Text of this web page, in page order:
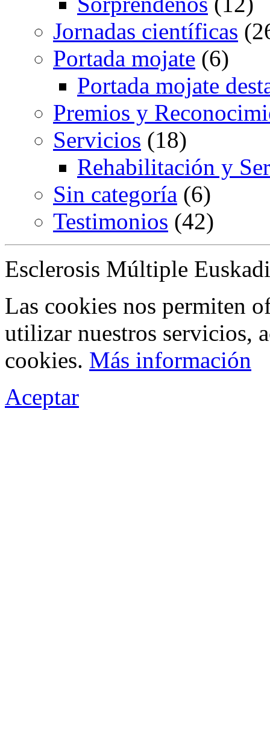
Jornadas científicas
Portada mojate (6)
Portada mojate
Premios y
Servicios (18)
Rehabilitación y
Sin categoría (6)
Testimonios (42)
Esclerosis Múltiple
Las cookies nos permiten
utilizar nuestros servicios,
cookies. Más información
Aceptar